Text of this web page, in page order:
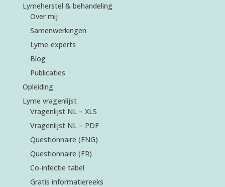
Lymeherstel & behandeling
Over mij
Samenwerkingen
Lyme-experts
Blog
Publicaties
Opleiding
Lyme vragenlijst
Vragenlijst NL – XLS
Vragenlijst NL – PDF
Questionnaire (ENG)
Questionnaire (FR)
Co-infectie tabel
Gratis informatiereeks